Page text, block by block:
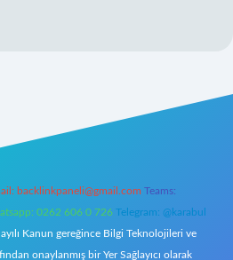
backlinkpaneli@gmail.com Teams:
0262 606 0 726 Telegram: @karabul
Kanun gereğince Bilgi Teknolojileri ve
onaylanmış bir Yer Sağlayıcı olarak